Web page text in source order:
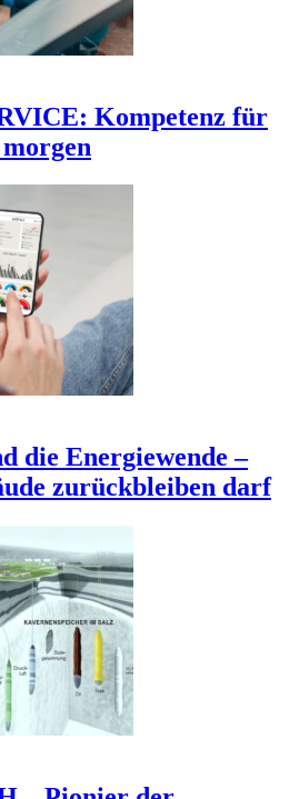
Kompetenz für
die Energiewende –
zurückbleiben darf